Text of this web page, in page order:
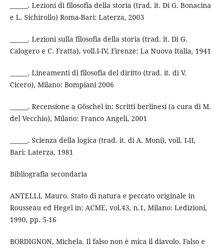
______. Lezioni di filosofia della storia (trad. it. Di G. Bonacina
e L. Sichirollo) Roma-Bari: Laterza, 2003
______. Lezioni sulla filosofia della storia (trad. it. Di G.
Calogero e C. Fratta), voll.I-IV, Firenze: La Nuova Italia, 1941
______. Lineamenti di filosofia del diritto (trad. it. di V.
Cicero), Milano: Bompiani 2006
______. Recensione a Göschel in: Scritti berlinesi (a cura di M.
del Vecchio), Milano: Franco Angeli, 2001
______. Scienza della logica (trad. it. di A. Moni), voll. I-II,
Bari: Laterza, 1981
Bibliografia secondaria
ANTELLI, Mauro. Stato di natura e peccato originale in
Rousseau ed Hegel in: ACME, vol.43, n.1, Milano: Ledizioni,
1990, pp. 5-16
BORDIGNON, Michela. Il falso non è mica il diavolo. Falso e